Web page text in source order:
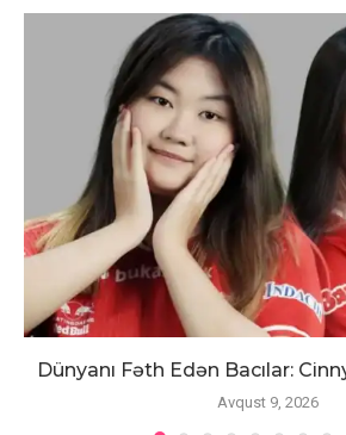
Dünyanı Fəth Edən Bacılar:
Avqust 9, 2026